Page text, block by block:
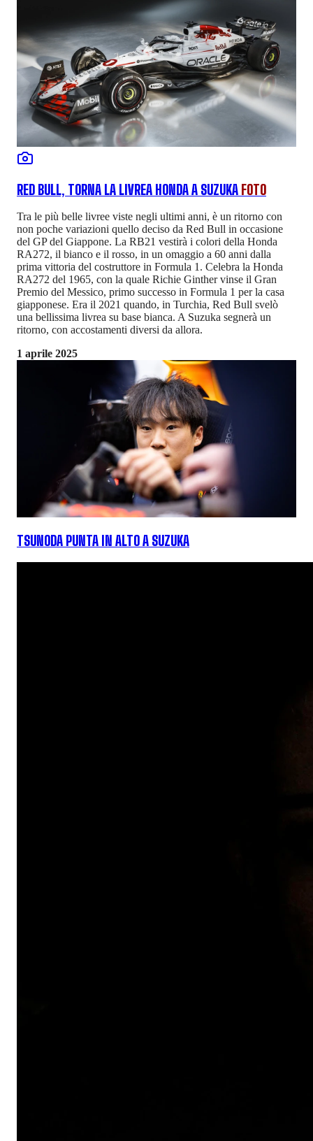
RED BULL, TORNA LA LIVREA HONDA A SUZUKA FOTO
Tra le più belle livree viste negli ultimi anni, è un ritorno con
non poche variazioni quello deciso da Red Bull in occasione
del GP del Giappone. La RB21 vestirà i colori della Honda
RA272, il bianco e il rosso, in un omaggio a 60 anni dalla
prima vittoria del costruttore in Formula 1. Celebra la Honda
RA272 del 1965, con la quale Richie Ginther vinse il Gran
Premio del Messico, primo successo in Formula 1 per la casa
giapponese. Era il 2021 quando, in Turchia, Red Bull svelò
una bellissima livrea su base bianca. A Suzuka segnerà un
ritorno, con accostamenti diversi da allora.
1 aprile 2025
TSUNODA PUNTA IN ALTO A SUZUKA